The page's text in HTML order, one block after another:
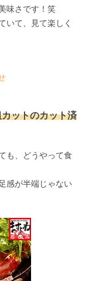
味さです！笑
いて、見て楽しく
ットのカット済
も、どうやって食
感が半端じゃない